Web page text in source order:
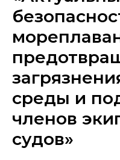
среды и
членов
судов»